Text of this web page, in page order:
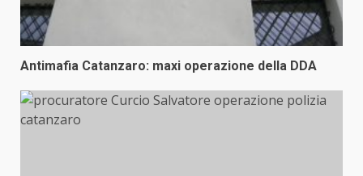
Antimafia Catanzaro: maxi operazione della DDA